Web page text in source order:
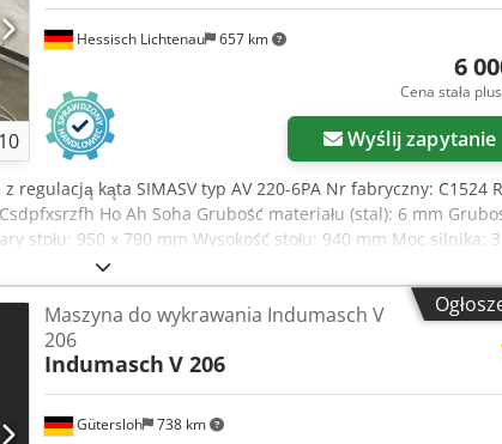
10
Hessisch Lichtenau 657 km
6
Cena stała
Wyślij zapytanie
regulacją kąta SIMASV typ AV 220-6PA Nr fabryczny: C1524
Ho Ah Soha Grubość materiału (stal): 6 mm
stołu: 950 x 790 mm Wysokość stołu: 940 mm Moc silnika:
przycisku lub przełącznika nożnego - Regulowany kąt
za pomocą 2 korb ręcznych po prawej i lewej stronie -
- Elektryczny wyłącznik nożny - Dwie sztuki
skal pomiarowych w mm zintegrowanych w blacie stołu -
gabarytowe (dł. x szer. x wys.): 1000 x 950 x 1470 mm
Gütersloh 738 km
Maszyna do wykrawania Indumasch V
206
Indumasch V 206